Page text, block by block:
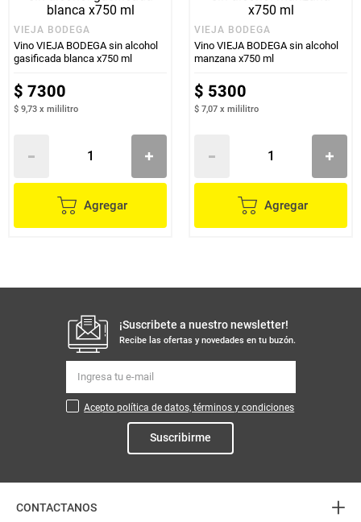
VIEJA BODEGA
Vino VIEJA BODEGA sin alcohol
gasificada blanca x750 ml
$ 7300
$ 9,73 x mililitro
Agregar
VIEJA BODEGA
Vino VIEJA BODEGA sin alcohol
manzana x750 ml
$ 5300
$ 7,07 x mililitro
Agregar
¡Suscribete a nuestro newsletter!
Recibe las ofertas y novedades en tu buzón.
Acepto política de datos, términos y condiciones
Suscribirme
CONTACTANOS +